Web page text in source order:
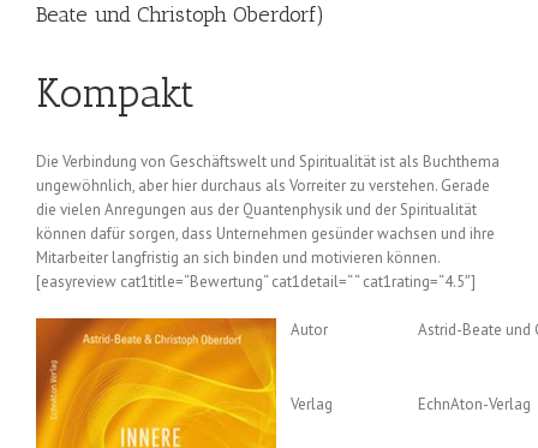
Beate und Christoph Oberdorf)
Kompakt
Die Verbindung von Geschäftswelt und Spiritualität ist als Buchthema
ungewöhnlich, aber hier durchaus als Vorreiter zu verstehen. Gerade
die vielen Anregungen aus der Quantenphysik und der Spiritualität
können dafür sorgen, dass Unternehmen gesünder wachsen und ihre
Mitarbeiter langfristig an sich binden und motivieren können.
[easyreview cat1title=“Bewertung“ cat1detail=“ “ cat1rating=“4.5″]
Autor Astrid-Beate und
Verlag EchnAton-Verlag